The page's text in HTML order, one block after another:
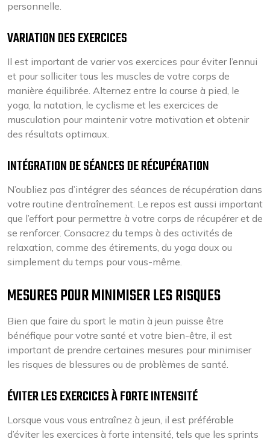
personnelle.
VARIATION DES EXERCICES
Il est important de varier vos exercices pour éviter l’ennui
et pour solliciter tous les muscles de votre corps de
manière équilibrée. Alternez entre la course à pied, le
yoga, la natation, le cyclisme et les exercices de
musculation pour maintenir votre motivation et obtenir
des résultats optimaux.
INTÉGRATION DE SÉANCES DE RÉCUPÉRATION
N’oubliez pas d’intégrer des séances de récupération dans
votre routine d’entraînement. Le repos est aussi important
que l’effort pour permettre à votre corps de récupérer et de
se renforcer. Consacrez du temps à des activités de
relaxation, comme des étirements, du yoga doux ou
simplement du temps pour vous-même.
MESURES POUR MINIMISER LES RISQUES
Bien que faire du sport le matin à jeun puisse être
bénéfique pour votre santé et votre bien-être, il est
important de prendre certaines mesures pour minimiser
les risques de blessures ou de problèmes de santé.
ÉVITER LES EXERCICES À FORTE INTENSITÉ
Lorsque vous vous entraînez à jeun, il est préférable
d’éviter les exercices à forte intensité, tels que les sprints